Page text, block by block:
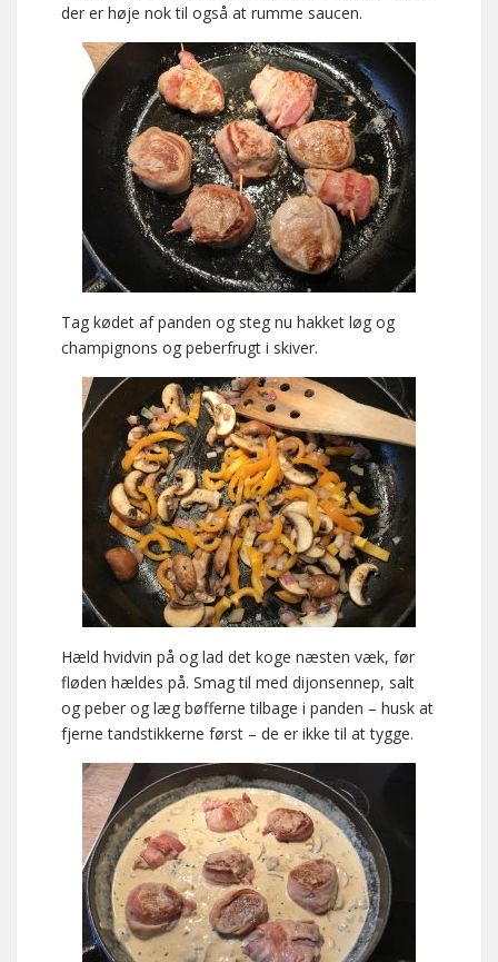
der er høje nok til også at rumme saucen.
Tag kødet af panden og steg nu hakket løg og
champignons og peberfrugt i skiver.
Hæld hvidvin på og lad det koge næsten væk, før
fløden hældes på. Smag til med dijonsennep, salt
og peber og læg bøfferne tilbage i panden – husk at
fjerne tandstikkerne først – de er ikke til at tygge.